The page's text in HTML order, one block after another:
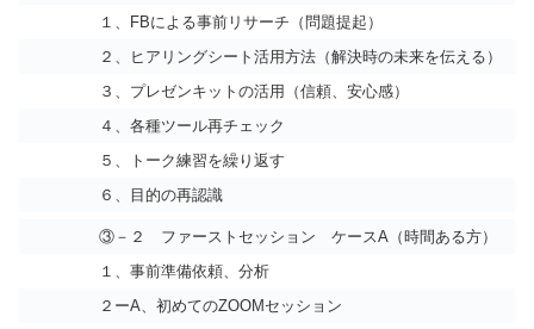
１、FBによる事前リサーチ（問題提起）
２、ヒアリングシート活用方法（解決時の未来を伝える）
３、プレゼンキットの活用（信頼、安心感）
４、各種ツール再チェック
５、トーク練習を繰り返す
６、目的の再認識
③－２ ファーストセッション ケースA（時間ある方）
１、事前準備依頼、分析
２ーA、初めてのZOOMセッション